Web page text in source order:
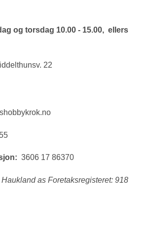
og torsdag 10.00 - 15.00, ellers
22
3606 17 86370
as Foretaksregisteret: 918